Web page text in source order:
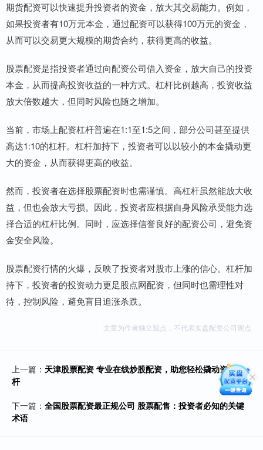
期货配资可以快速提升投资者的资金，放大其交易能力。例如，
如果投资者有10万元本金，通过配资可以获得100万元的资金，
从而可以交易更大规模的期货合约，获得更高的收益。
股票配资是指投资者通过向配资公司借入资金，放大自己的投资
本金，从而提高投资收益的一种方式。杠杆比例越高，投资收益
放大倍数越大，但同时风险也随之增加。
当前，市场上配资杠杆普遍在1:1至1:5之间，部分公司甚至提供
高达1:10的杠杆。杠杆加持下，投资者可以以较小的本金撬动更
大的资金，从而获得更高的收益。
然而，投资者在选择股票配资时也需谨慎。高杠杆虽然能放大收
益，但也会放大亏损。因此，投资者应根据自身风险承受能力选
择合适的杠杆比例。同时，应选择信誉良好的配资公司，避免资
金安全风险。
股票配资行情的火爆，反映了投资者对股市上涨的信心。杠杆加
持下，投资者的投资动力更足股点网配资，但同时也需理性对
待，控制风险，避免盲目追涨杀跌。
文章为作者独立观点，不代表实盘配资公司观点
上一篇： 天津股票配资 专业在线炒股配资，助您轻松撬动资本杠
杆
下一篇： 全国股票配资最正规公司 股票配售：投资者必知的关键
术语